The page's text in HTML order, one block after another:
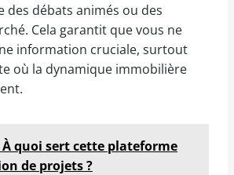
des débats animés ou des
Cela garantit que vous ne
information cruciale, surtout
où la dynamique immobilière
À quoi sert cette plateforme
de projets ?